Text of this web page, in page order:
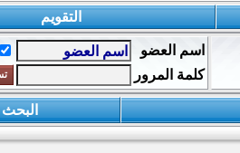
التقويم
اسم العضو
كلمة المرور
البحث